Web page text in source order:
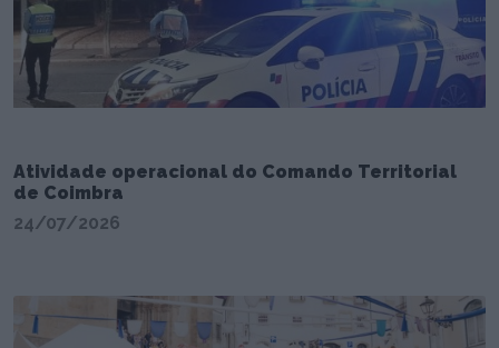
Atividade operacional do Comando Territorial
de Coimbra
24/07/2026